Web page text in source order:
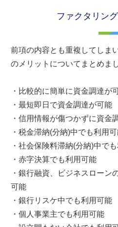
ファクタリン
前項の内容とも重複してしま
のメリットについてまとめま
・比較的に簡単に資金調達が
・最短即日で資金調達が可能
・信用情報が傷つかずに資金
・税金滞納(分納)中でも利用
・社会保険料滞納(分納)中で
・赤字決算でも利用可能
・銀行融資、ビジネスローン
可能
・銀行リスケ中でも利用可能
・個人事業主でも利用可能